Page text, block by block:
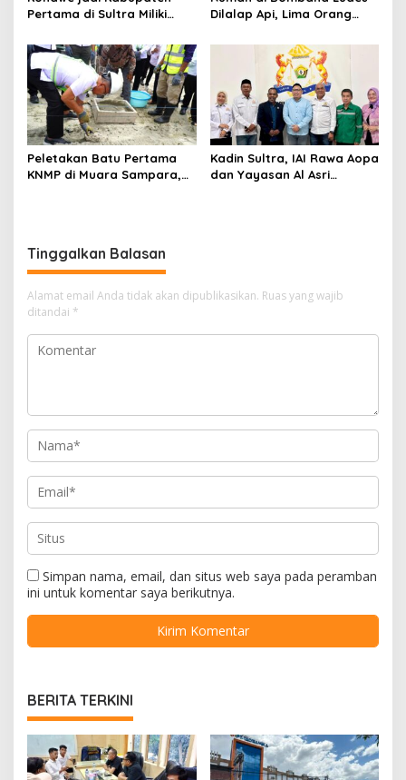
Pertama di Sultra Miliki
Digital, DPRD Restui
Anggaran Rp200 Juta
Dilalap Api, Lima Orang
Dunia
Peletakan Batu Pertama
KNMP di Muara Sampara,
Kadin Sultra, IAI Rawa Aopa
dan Yayasan Al Asri
Tinggalkan Balasan
Alamat email Anda tidak akan dipublikasikan. Ruas yang wajib
ditandai *
Simpan nama, email, dan situs web saya pada peramban
ini untuk komentar saya berikutnya.
BERITA TERKINI